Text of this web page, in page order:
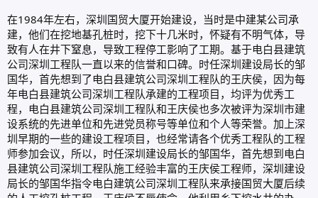
在1984年左右，深圳国贸大厦开始建设，当时是中建某公司承
建，他们在挖地基孔桩时，挖下十几米时，怀疑有不明气体，导
致有人在井下窒息，导致工程停工影响了工期。基于电白县建筑
公司深圳工程队一直以来的信誉和口碑。时任深圳建设局长的邹
国华，首先想到了电白县建筑公司深圳工程队的王庆侯，因为每
年电白县建筑公司深圳工程队承建的工程项目，均评为优秀工
程，电白县建筑公司深圳工程队和王庆侯也多次被评为深圳市建
设系统的先进单位和先进党员称号等单位和个人等荣誉。加上深
圳早期的一些的建设工程项目，也经常请各个优秀工程队的工程
师参加会议，所以，时任深圳建设局长的邹国华，首先想到电白
县建筑公司深圳工程队施工经验丰富的王庆侯工程师，深圳建设
局长的邹国华指令电白建筑公司深圳工程队来承接国贸大厦后续